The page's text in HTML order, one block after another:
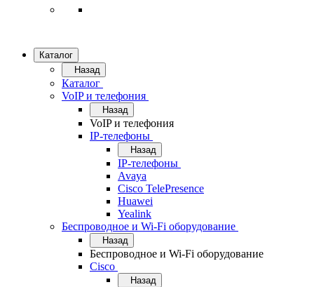
Каталог
Назад
Каталог
VoIP и телефония
Назад
VoIP и телефония
IP-телефоны
Назад
IP-телефоны
Avaya
Cisco TelePresence
Huawei
Yealink
Беспроводное и Wi-Fi оборудование
Назад
Беспроводное и Wi-Fi оборудование
Cisco
Назад